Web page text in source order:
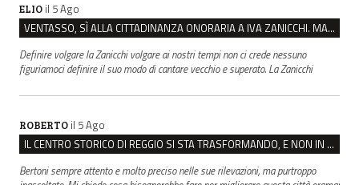
ELIO il 5 Ago
VENTASSO, SÌ ALLA CITTADINANZA ONORARIA A IVA ZANICCHI. MA BARGIACCHI: “È DI PESSIMO GUSTO”
Definire volgare la Zanicchi volgare ai nostri tempi non ci crede nessuno
figuriamoci definire il suo modo di cantare vecchio e superato. La Zanicchi
ROBERTO il 5 Ago
IL CENTRO STORICO DI REGGIO SI STA TRASFORMANDO, E NON IN MEGLIO
Bertoni sempre attento e molto preciso nelle sue rilevazioni, ma purtroppo